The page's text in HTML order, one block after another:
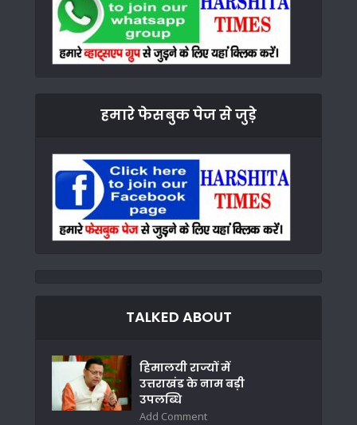
हमारे फेसबुक पेज से जुड़े
TALKED ABOUT
हिमालयी राज्यों में
उत्तराखंड के नाम बड़ी
उपलब्धि
Add Comment